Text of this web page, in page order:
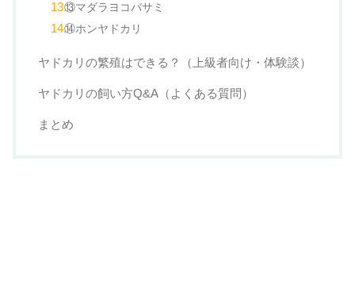
⑬マダラヨコバサミ
⑭ホンヤドカリ
ヤドカリの繁殖はできる？（上級者向け・体験談）
ヤドカリの飼い方Q&A（よくある質問）
まとめ